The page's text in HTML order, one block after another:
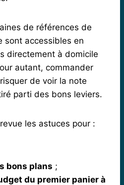
de références de
sont accessibles en
directement à domicile
autant, commander
de voir la note
parti des bons leviers.
les astuces pour :
bons plans ;
du premier panier à